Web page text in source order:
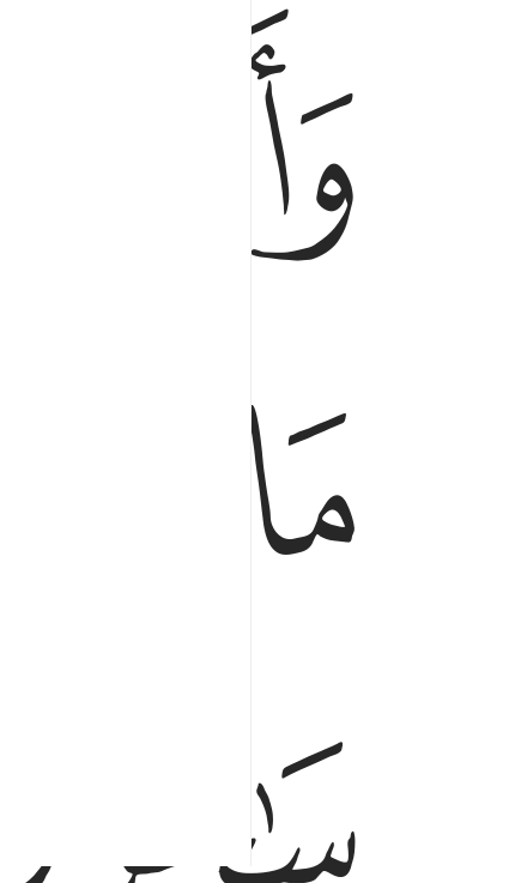
والق ما في يمينك تلقف ما صنعوا انما صنعوا
وَأَلْقِ مَا فِى يَمِينِكَ تَلْقَفْ مَا صَنَعُوٓا۟ ۖ إِنَّمَا
ﱨ
ﱭ